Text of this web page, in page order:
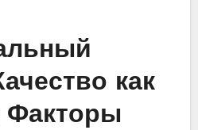
как